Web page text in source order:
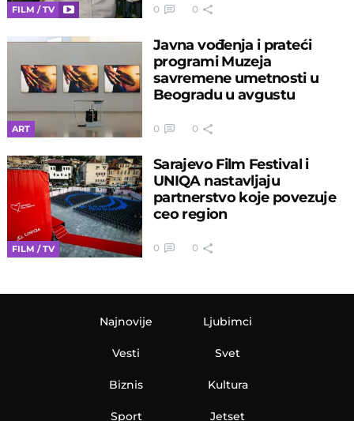
FILM / TV 0 0
ART
Javna vođenja i prateći
programi Muzeja
savremene umetnosti u
Beogradu u avgustu
0 0
FILM / TV
Sarajevo Film Festival i
UNIQA nastavljaju
partnerstvo koje povezuje
ceo region
0 0
Najnovije
Vesti
Biznis
Sport
Ljubimci
Svet
Kultura
Jetset